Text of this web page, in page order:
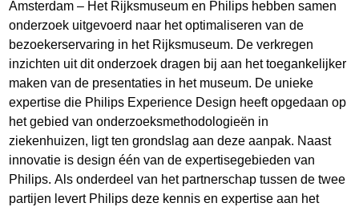
Amsterdam – Het Rijksmuseum en Philips hebben samen
onderzoek uitgevoerd naar het optimaliseren van de
bezoekerservaring in het Rijksmuseum. De verkregen
inzichten uit dit onderzoek dragen bij aan het toegankelijker
maken van de presentaties in het museum. De unieke
expertise die Philips Experience Design heeft opgedaan op
het gebied van onderzoeksmethodologieën in
ziekenhuizen, ligt ten grondslag aan deze aanpak. Naast
innovatie is design één van de expertisegebieden van
Philips. Als onderdeel van het partnerschap tussen de twee
partijen levert Philips deze kennis en expertise aan het